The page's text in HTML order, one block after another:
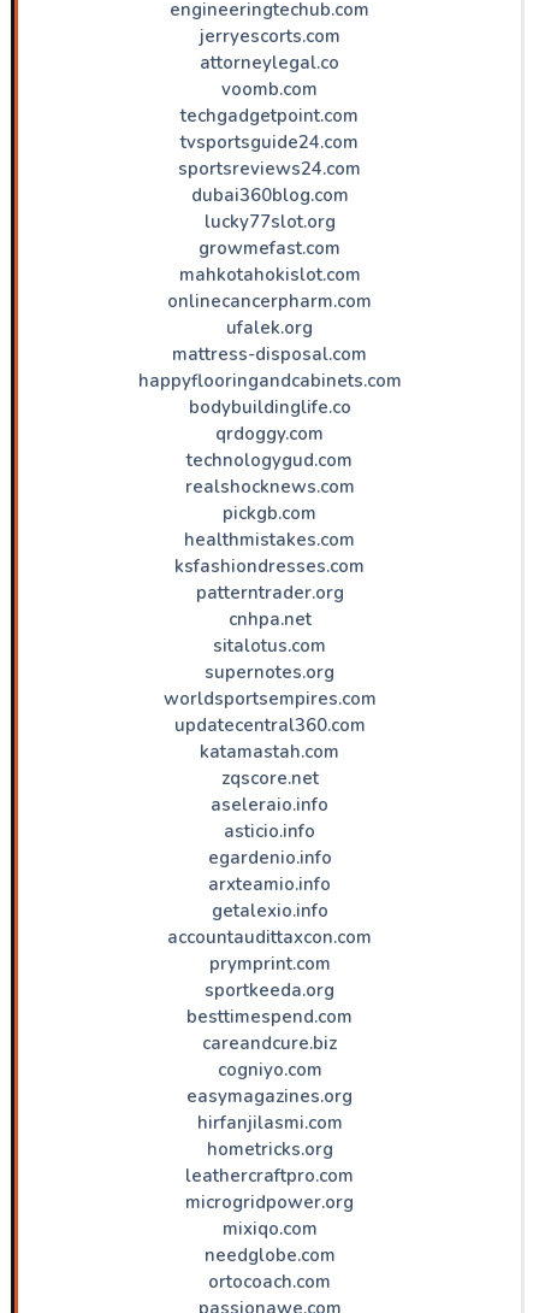
engineeringtechub.com
jerryescorts.com
attorneylegal.co
voomb.com
techgadgetpoint.com
tvsportsguide24.com
sportsreviews24.com
dubai360blog.com
lucky77slot.org
growmefast.com
mahkotahokislot.com
onlinecancerpharm.com
ufalek.org
mattress-disposal.com
happyflooringandcabinets.com
bodybuildinglife.co
qrdoggy.com
technologygud.com
realshocknews.com
pickgb.com
healthmistakes.com
ksfashiondresses.com
patterntrader.org
cnhpa.net
sitalotus.com
supernotes.org
worldsportsempires.com
updatecentral360.com
katamastah.com
zqscore.net
aseleraio.info
asticio.info
egardenio.info
arxteamio.info
getalexio.info
accountaudittaxcon.com
prymprint.com
sportkeeda.org
besttimespend.com
careandcure.biz
cogniyo.com
easymagazines.org
hirfanjilasmi.com
hometricks.org
leathercraftpro.com
microgridpower.org
mixiqo.com
needglobe.com
ortocoach.com
passionawe.com